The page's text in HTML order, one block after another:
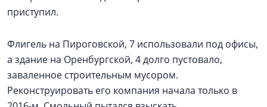
приступил.
Флигель на Пироговской, 7 использовали под офисы,
а здание на Оренбургской, 4 долго пустовало,
заваленное строительным мусором.
Реконструировать его компания начала только в